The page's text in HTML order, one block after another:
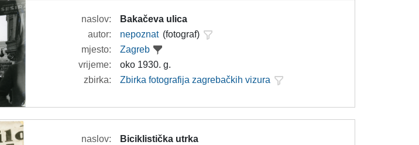
naslov:
Bakačeva ulica
autor:
nepoznat (fotograf)
mjesto:
Zagreb
vrijeme:
oko 1930. g.
zbirka:
Zbirka fotografija zagrebačkih vizura
naslov:
Biciklistička utrka